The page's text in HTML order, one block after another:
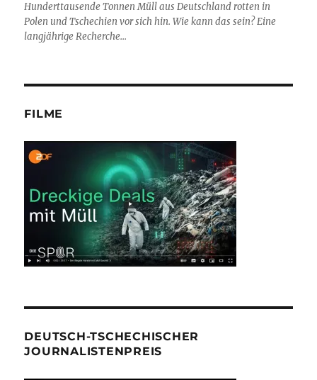
Hunderttausende Tonnen Müll aus Deutschland rotten in
Polen und Tschechien vor sich hin. Wie kann das sein? Eine
langjährige Recherche...
FILME
DEUTSCH-TSCHECHISCHER
JOURNALISTENPREIS